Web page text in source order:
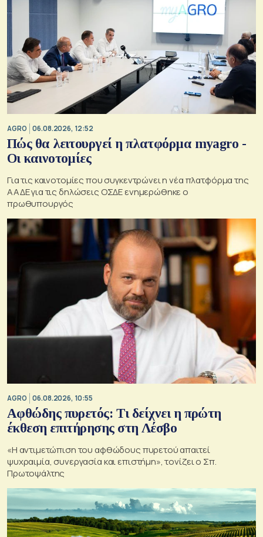
AGRO 06.08.2026, 12:52
Πώς θα λειτουργεί η πλατφόρμα myagro -
Οι καινοτομίες
Για τις καινοτομίες που συγκεντρώνει η νέα πλατφόρμα της
ΑΑΔΕ για τις δηλώσεις ΟΣΔΕ ενημερώθηκε ο
πρωθυπουργός
AGRO 06.08.2026, 10:55
Αφθώδης πυρετός: Τι δείχνει η πρώτη
έκθεση επιτήρησης στη Λέσβο
«Η αντιμετώπιση του αφθώδους πυρετού απαιτεί
ψυχραιμία, συνεργασία και επιστήμη», τονίζει ο Σπ.
Πρωτοψάλτης